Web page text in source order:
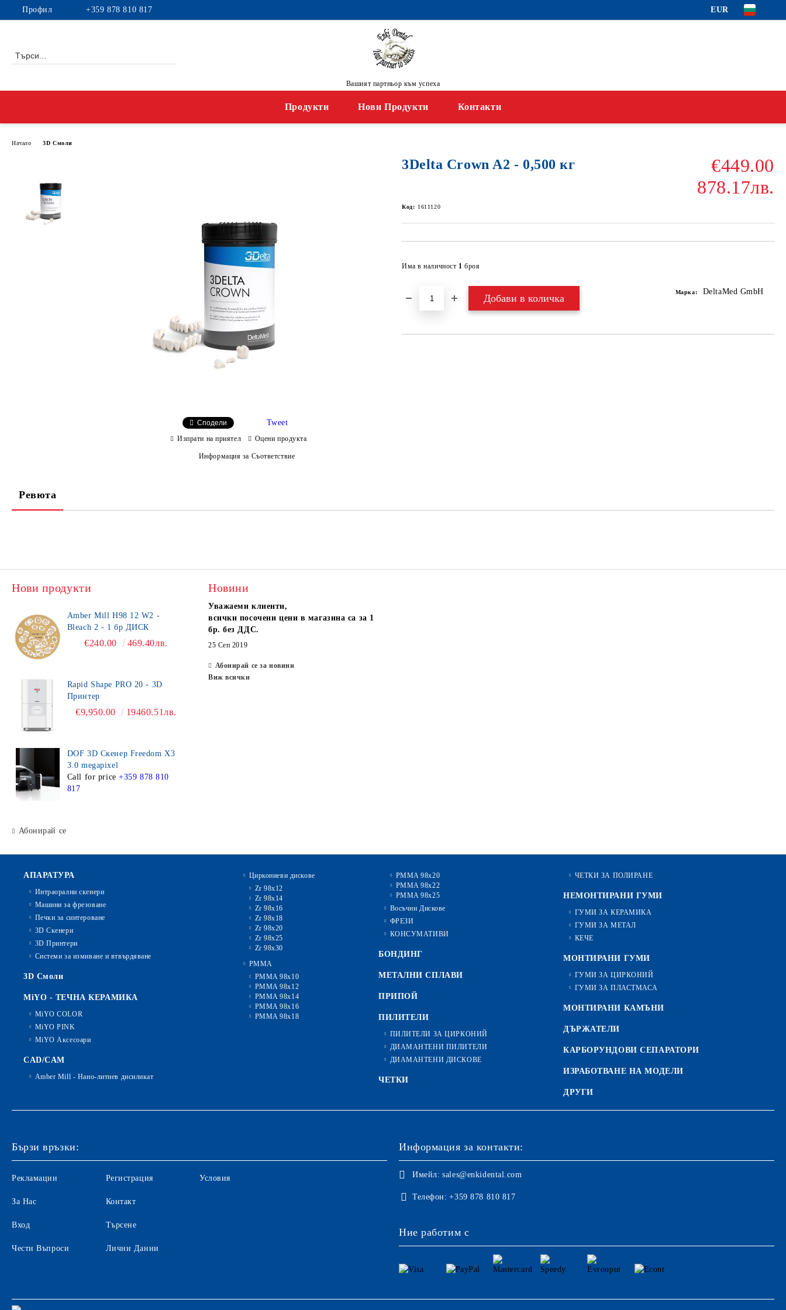
Профил +359 878 810 817 EUR
Вашият партньор към успеха
Продукти Нови Продукти Контакти
Начало 3D Смоли
3Delta Crown A2 - 0,500 кг
€449.00
878.17лв.
Код: 1611120
Има в наличност 1 броя
Марка: DeltaMed GmbH
Сподели Tweet
Изпрати на приятел Оцени продукта
Информация за Съответствие
Ревюта
Нови продукти
Amber Mill H98 12 W2 -
Bleach 2 - 1 бр ДИСК
€240.00 469.40лв.
Rapid Shape PRO 20 - 3D
Принтер
€9,950.00 19460.51лв.
DOF 3D Скенер Freedom X3
3.0 megapixel
Call for price +359 878 810
817
Абонирай се
Новини
Уважаеми клиенти,
всички посочени цени в магазина са за 1
бр. без ДДС.
25 Сеп 2019
Абонирай се за новини
Виж всички
АПАРАТУРА
Интраорални скенери
Машини за фрезоване
Печки за синтероване
3D Скенери
3D Принтери
Системи за измиване и втвърдяване
3D Смоли
MiYO - ТЕЧНА КЕРАМИКА
MiYO COLOR
MiYO PINK
MiYO Аксесоари
CAD/CAM
Amber Mill - Нано-литиев дисиликат
Циркониеви дискове
Zr 98x12
Zr 98x14
Zr 98x16
Zr 98x18
Zr 98x20
Zr 98x25
Zr 98x30
PMMA
PMMA 98x10
PMMA 98x12
PMMA 98x14
PMMA 98x16
PMMA 98x18
PMMA 98x20
PMMA 98x22
PMMA 98x25
Восъчни Дискове
ФРЕЗИ
КОНСУМАТИВИ
БОНДИНГ
МЕТАЛНИ СПЛАВИ
ПРИПОЙ
ПИЛИТЕЛИ
ПИЛИТЕЛИ ЗА ЦИРКОНИЙ
ДИАМАНТЕНИ ПИЛИТЕЛИ
ДИАМАНТЕНИ ДИСКОВЕ
ЧЕТКИ
ЧЕТКИ ЗА ПОЛИРАНЕ
НЕМОНТИРАНИ ГУМИ
ГУМИ ЗА КЕРАМИКА
ГУМИ ЗА МЕТАЛ
КЕЧЕ
МОНТИРАНИ ГУМИ
ГУМИ ЗА ЦИРКОНИЙ
ГУМИ ЗА ПЛАСТМАСА
МОНТИРАНИ КАМЪНИ
ДЪРЖАТЕЛИ
КАРБОРУНДОВИ СЕПАРАТОРИ
ИЗРАБОТВАНЕ НА МОДЕЛИ
ДРУГИ
Бързи връзки:
Рекламации
За Нас
Вход
Чести Въпроси
Регистрация
Контакт
Търсене
Лични Данни
Условия
Информация за контакти:
Имейл: sales@enkidental.com
Телефон: +359 878 810 817
Ние работим с